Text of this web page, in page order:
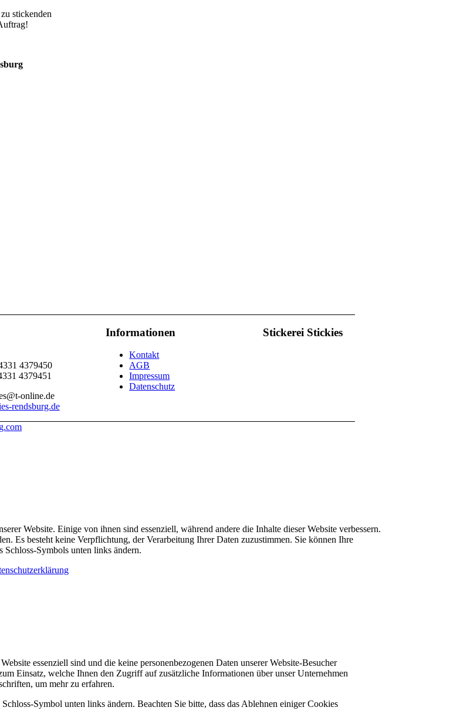
stickenden
4379450
4379451
online.de
rendsburg.de
Informationen
Kontakt
AGB
Impressum
Datenschutz
Stickerei Stickies
Website. Einige von ihnen sind essenziell, während andere die Inhalte dieser Website verbessern.
Es besteht keine Verpflichtung, der Verarbeitung Ihrer Daten zuzustimmen. Sie können Ihre
Symbols unten links ändern.
essenziell sind und die keine personenbezogenen Daten unserer Website-Besucher
Einsatz, welche Ihnen den Zugriff auf zusätzliche Informationen über unser Unternehmen
um mehr zu erfahren.
Symbol unten links ändern. Beachten Sie bitte, dass das Ablehnen einiger Cookies